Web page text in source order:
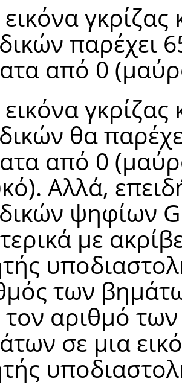
παρέχει
από 0
θα
από 0
Αλλά,
ψηφίων
με
των
αριθμό
σε μια